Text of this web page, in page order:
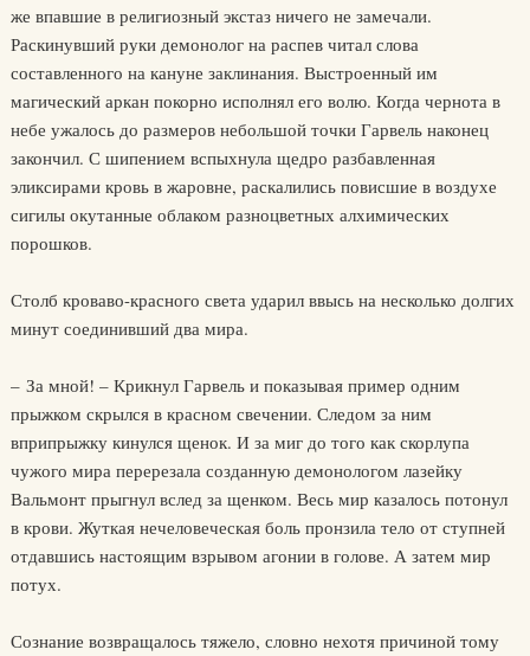
же впавшие в религиозный экстаз ничего не замечали.
Раскинувший руки демонолог на распев читал слова
составленного на кануне заклинания. Выстроенный им
магический аркан покорно исполнял его волю. Когда чернота в
небе ужалось до размеров небольшой точки Гарвель наконец
закончил. С шипением вспыхнула щедро разбавленная
эликсирами кровь в жаровне, раскалились повисшие в воздухе
сигилы окутанные облаком разноцветных алхимических
порошков.
Столб кроваво-красного света ударил ввысь на несколько долгих
минут соединивший два мира.
– За мной! – Крикнул Гарвель и показывая пример одним
прыжком скрылся в красном свечении. Следом за ним
вприпрыжку кинулся щенок. И за миг до того как скорлупа
чужого мира перерезала созданную демонологом лазейку
Вальмонт прыгнул вслед за щенком. Весь мир казалось потонул
в крови. Жуткая нечеловеческая боль пронзила тело от ступней
отдавшись настоящим взрывом агонии в голове. А затем мир
потух.
Сознание возвращалось тяжело, словно нехотя причиной тому